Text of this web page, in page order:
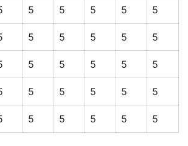
5 5 5 5 5
5 5 5 5 5
5 5 5 5 5
5 5 5 5 5
5 5 5 5 5